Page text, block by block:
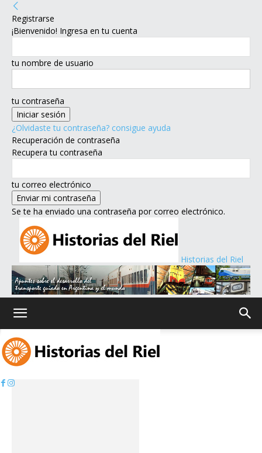
Registrarse
¡Bienvenido! Ingresa en tu cuenta
tu nombre de usuario
tu contraseña
¿Olvidaste tu contraseña? consigue ayuda
Recuperación de contraseña
Recupera tu contraseña
tu correo electrónico
Se te ha enviado una contraseña por correo electrónico.
Historias del Riel
Inicio
Etiqueta: Gardner